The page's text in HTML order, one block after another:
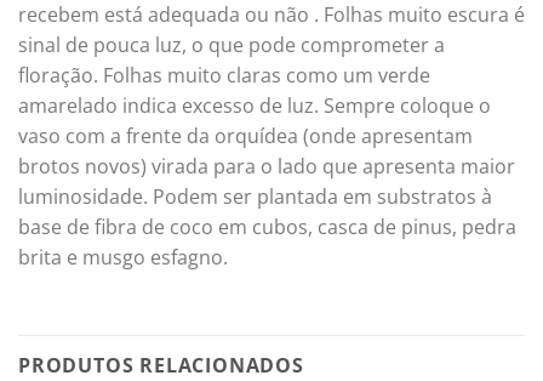
recebem está adequada ou não . Folhas muito escura é
sinal de pouca luz, o que pode comprometer a
floração. Folhas muito claras como um verde
amarelado indica excesso de luz. Sempre coloque o
vaso com a frente da orquídea (onde apresentam
brotos novos) virada para o lado que apresenta maior
luminosidade. Podem ser plantada em substratos à
base de fibra de coco em cubos, casca de pinus, pedra
brita e musgo esfagno.
PRODUTOS RELACIONADOS